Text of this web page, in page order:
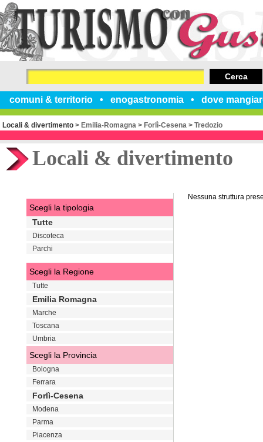
comuni & territorio enogastronomia dove
Cerca
Locali & divertimento > Emilia-Romagna > Forlì-Cesena > Tredozio
Locali & divertimento
Nessuna struttura
Scegli la tipologia
Tutte
Discoteca
Parchi
Scegli la Regione
Tutte
Emilia Romagna
Marche
Toscana
Umbria
Scegli la Provincia
Bologna
Ferrara
Forlì-Cesena
Modena
Parma
Piacenza